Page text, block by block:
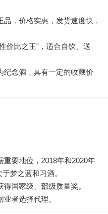
，价格实惠，发货速度快，
价比之王”，适合自饮、送
念酒，具有一定的收藏价
要地位，2018年和2020年
梦之蓝和习酒。
国家级、部级质量奖。
者选择代理。